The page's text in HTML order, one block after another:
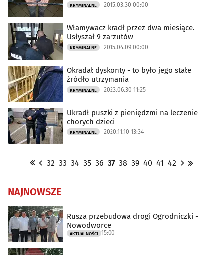
KRYMINALNE 2015.03.30 00:00
Włamywacz kradł przez dwa miesiące.
Usłyszał 9 zarzutów
KRYMINALNE 2015.04.09 00:00
Okradał dyskonty - to było jego stałe
źródło utrzymania
KRYMINALNE 2023.06.30 11:25
Ukradł puszki z pieniędzmi na leczenie
chorych dzieci
KRYMINALNE 2020.11.10 13:34
32 33 34 35 36 37 38 39 40 41 42
NAJNOWSZE
Rusza przebudowa drogi Ogrodniczki -
Nowodworce
AKTUALNOŚCI 15:00